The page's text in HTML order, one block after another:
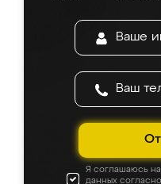
Я соглашаюсь
данных согласно